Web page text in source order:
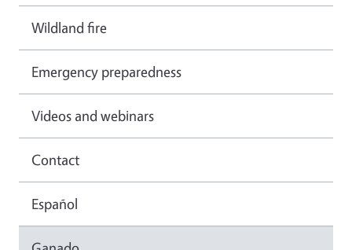
Wildland fire
Emergency preparedness
Videos and webinars
Contact
Español